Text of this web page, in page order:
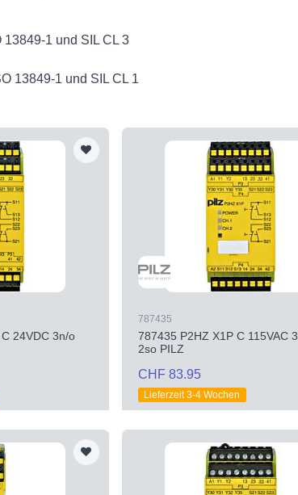
13849-1 und SIL CL 3
13849-1 und SIL CL 1
24VDC 3n/o
787435
787435 P2HZ X1P C 115VAC
2so PILZ
CHF 83.95
Lieferzeit 3-4 Wochen